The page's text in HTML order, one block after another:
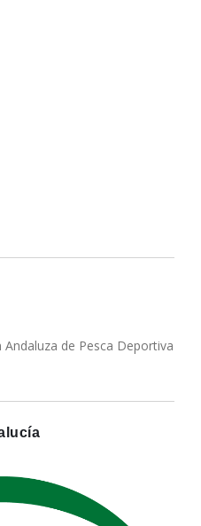
de Pesca Deportiva